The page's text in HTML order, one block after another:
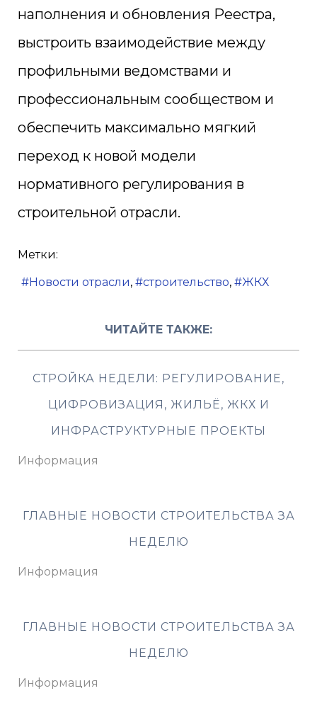
наполнения и обновления Реестра,
выстроить взаимодействие между
профильными ведомствами и
профессиональным сообществом и
обеспечить максимально мягкий
переход к новой модели
нормативного регулирования в
строительной отрасли.
Метки:
Новости отрасли строительство ЖКХ
ЧИТАЙТЕ ТАКЖЕ:
СТРОЙКА НЕДЕЛИ: РЕГУЛИРОВАНИЕ,
ЦИФРОВИЗАЦИЯ, ЖИЛЬЁ, ЖКХ И
ИНФРАСТРУКТУРНЫЕ ПРОЕКТЫ
Информация
ГЛАВНЫЕ НОВОСТИ СТРОИТЕЛЬСТВА ЗА
НЕДЕЛЮ
Информация
ГЛАВНЫЕ НОВОСТИ СТРОИТЕЛЬСТВА ЗА
НЕДЕЛЮ
Информация